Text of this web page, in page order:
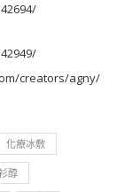
creators/agny/
化療冰敷
醇